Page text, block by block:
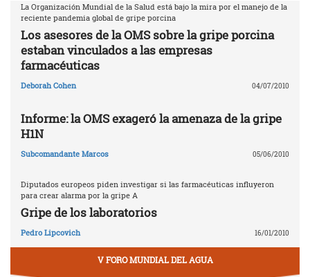
La Organización Mundial de la Salud está bajo la mira por el manejo de la
reciente pandemia global de gripe porcina
Los asesores de la OMS sobre la gripe porcina
estaban vinculados a las empresas
farmacéuticas
Deborah Cohen 04/07/2010
Informe: la OMS exageró la amenaza de la gripe
H1N
Subcomandante Marcos 05/06/2010
Diputados europeos piden investigar si las farmacéuticas influyeron
para crear alarma por la gripe A
Gripe de los laboratorios
Pedro Lipcovich 16/01/2010
V FORO MUNDIAL DEL AGUA